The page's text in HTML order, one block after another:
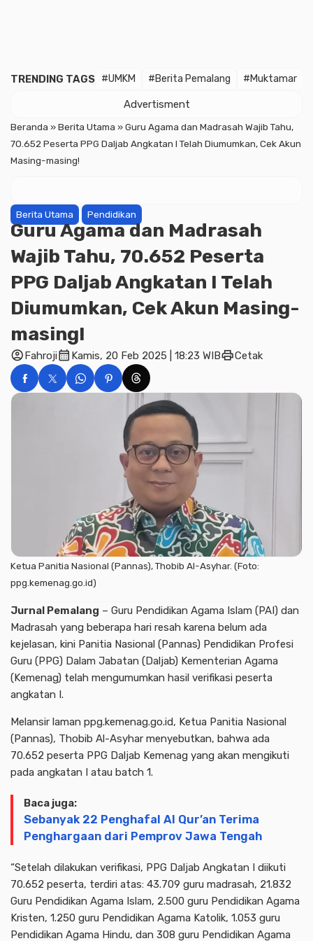
TRENDING TAGS #UMKM #Berita Pemalang #Muktamar
Advertisment
Beranda »Berita Utama »Guru Agama dan Madrasah Wajib Tahu,
70.652 Peserta PPG Daljab Angkatan I Telah Diumumkan, Cek Akun
Masing-masing!
Berita Utama Pendidikan
Guru Agama dan Madrasah
Wajib Tahu, 70.652 Peserta
PPG Daljab Angkatan I Telah
Diumumkan, Cek Akun Masing-
masing!
account_circleFahrojicalendar_month Kamis, 20 Feb 2025 | 18:23 WIBprintCetak
Ketua Panitia Nasional (Pannas), Thobib Al-Asyhar. (Foto:
ppg.kemenag.go.id)
Jurnal Pemalang – Guru Pendidikan Agama Islam (PAI) dan
Madrasah yang beberapa hari resah karena belum ada
kejelasan, kini Panitia Nasional (Pannas) Pendidikan Profesi
Guru (PPG) Dalam Jabatan (Daljab) Kementerian Agama
(Kemenag) telah mengumumkan hasil verifikasi peserta
angkatan I.
Melansir laman ppg.kemenag.go.id, Ketua Panitia Nasional
(Pannas), Thobib Al-Asyhar menyebutkan, bahwa ada
70.652 peserta PPG Daljab Kemenag yang akan mengikuti
pada angkatan I atau batch 1.
Baca juga:
Sebanyak 22 Penghafal Al Qur’an Terima
Penghargaan dari Pemprov Jawa Tengah
“Setelah dilakukan verifikasi, PPG Daljab Angkatan I diikuti
70.652 peserta, terdiri atas: 43.709 guru madrasah, 21.832
Guru Pendidikan Agama Islam, 2.500 guru Pendidikan Agama
Kristen, 1.250 guru Pendidikan Agama Katolik, 1.053 guru
Pendidikan Agama Hindu, dan 308 guru Pendidikan Agama